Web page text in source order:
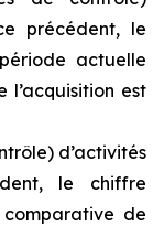
précédent, le
actuelle
est
d’activités
le chiffre
de